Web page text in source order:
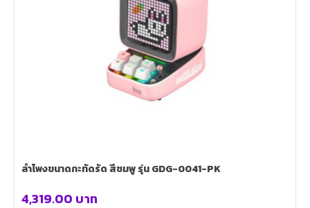
ลำโพงขนาดกะทัดรัด สีชมพู รุ่น GDG-0041-PK
4,319.00 บาท